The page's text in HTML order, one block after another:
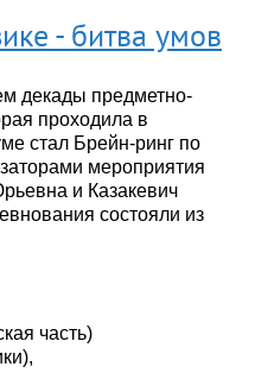
- битва умов
декады предметно-
проходила в
стал Брейн-ринг по
мероприятия
и Казакевич
состояли из
часть)